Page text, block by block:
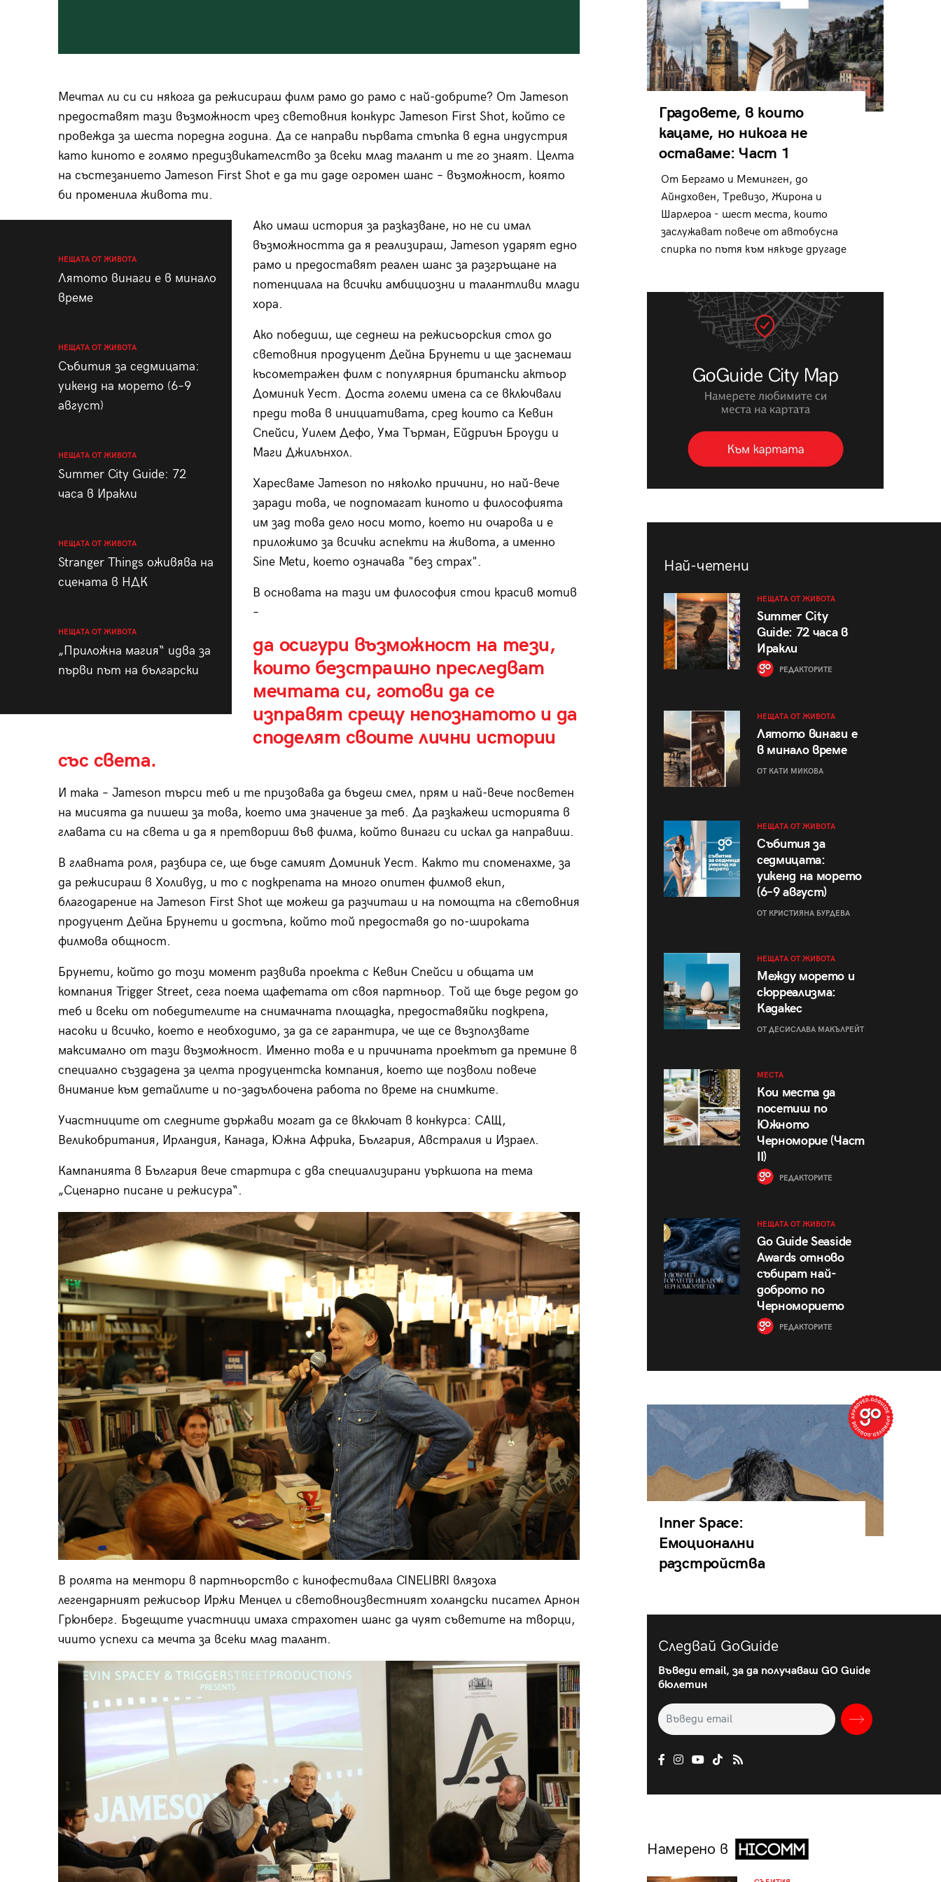
Мечтал ли си си някога да режисираш филм рамо до рамо с най-добрите? От Jameson
предоставят тази възможност чрез световния конкурс Jameson First Shot, който се
провежда за шеста поредна година. Да се направи първата стъпка в една индустрия
като киното е голямо предизвикателство за всеки млад талант и те го знаят. Целта
на състезанието Jameson First Shot е да ти даде огромен шанс – възможност, която
би променила живота ти.
НЕЩАТА ОТ ЖИВОТА
Лятото винаги е в минало
време
НЕЩАТА ОТ ЖИВОТА
Събития за седмицата:
уикенд на морето (6–9
август)
НЕЩАТА ОТ ЖИВОТА
Summer City Guide: 72
часа в Иракли
НЕЩАТА ОТ ЖИВОТА
Stranger Things оживява на
сцената в НДК
НЕЩАТА ОТ ЖИВОТА
„Приложна магия“ идва за
първи път на български
Ако имаш история за разказване, но не си имал
възможността да я реализираш, Jameson ударят едно
рамо и предоставят реален шанс за разгръщане на
потенциала на всички амбициозни и талантливи млади
хора.
Ако победиш, ще седнеш на режисьорския стол до
световния продуцент Дейна Брунети и ще заснемаш
късометражен филм с популярния британски актьор
Доминик Уест. Доста големи имена са се включвали
преди това в инициативата, сред които са Кевин
Спейси, Уилем Дефо, Ума Търман, Ейдриън Броуди и
Маги Джилънхол.
Харесваме Jameson по няколко причини, но най-вече
заради това, че подпомагат киното и философията
им зад това дело носи мото, което ни очарова и е
приложимо за всички аспекти на живота, а именно
Sine Metu, което означава "без страх".
В основата на тази им философия стои красив мотив
–
да осигури възможност на тези,
които безстрашно преследват
мечтата си, готови да се
изправят срещу непознатото и да
споделят своите лични истории
със света.
И така – Jameson търси теб и те призовава да бъдеш смел, прям и най-вече посветен
на мисията да пишеш за това, което има значение за теб. Да разкажеш историята в
главата си на света и да я претвориш във филма, който винаги си искал да направиш.
В главната роля, разбира се, ще бъде самият Доминик Уест. Както ти споменахме, за
да режисираш в Холивуд, и то с подкрепата на много опитен филмов екип,
благодарение на Jameson First Shot ще можеш да разчиташ и на помощта на световния
продуцент Дейна Брунети и достъпа, който той предоставя до по-широката
филмова общност.
Брунети, който до този момент развива проекта с Кевин Спейси и общата им
компания Trigger Street, сега поема щафетата от своя партньор. Той ще бъде редом до
теб и всеки от победителите на снимачната площадка, предоставяйки подкрепа,
насоки и всичко, което е необходимо, за да се гарантира, че ще се възползвате
максимално от тази възможност. Именно това е и причината проектът да премине в
специално създадена за целта продуцентска компания, което ще позволи повече
внимание към детайлите и по-задълбочена работа по време на снимките.
Участниците от следните държави могат да се включат в конкурса: САЩ,
Великобритания, Ирландия, Канада, Южна Африка, България, Австралия и Израел.
Кампанията в България вече стартира с два специализирани уъркшопа на тема
„Сценарно писане и режисура“.
В ролята на ментори в партньорство с кинофестивала CINELIBRI влязоха
легендарният режисьор Иржи Менцел и световноизвестният холандски писател Арнон
Грюнберг. Бъдещите участници имаха страхотен шанс да чуят съветите на творци,
чиито успехи са мечта за всеки млад талант.
Градовете, в които
кацаме, но никога не
оставаме: Част 1
От Бергамо и Меминген, до
Айндховен, Тревизо, Жирона и
Шарлероа - шест места, които
заслужават повече от автобусна
спирка по пътя към някъде другаде
Най-четени
НЕЩАТА ОТ ЖИВОТА
Summer City
Guide: 72 часа в
Иракли
РЕДАКТОРИТЕ
НЕЩАТА ОТ ЖИВОТА
Лятото винаги е
в минало време
ОТ КАТИ МИКОВА
НЕЩАТА ОТ ЖИВОТА
Събития за
седмицата:
уикенд на морето
(6–9 август)
ОТ КРИСТИЯНА БУРДЕВА
НЕЩАТА ОТ ЖИВОТА
Между морето и
сюрреализма:
Кадакес
ОТ ДЕСИСЛАВА МАКЪЛРЕЙТ
МЕСТА
Кои места да
посетиш по
Южното
Черноморие (Част
II)
РЕДАКТОРИТЕ
НЕЩАТА ОТ ЖИВОТА
Go Guide Seaside
Awards отново
събират най-
доброто по
Черноморието
РЕДАКТОРИТЕ
Inner Space:
Емоционални
разстройства
Следвай GoGuide
Въведи email, за да получаваш GO Guide
бюлетин
Намерено в